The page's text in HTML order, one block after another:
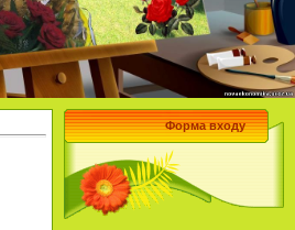
Форма входу